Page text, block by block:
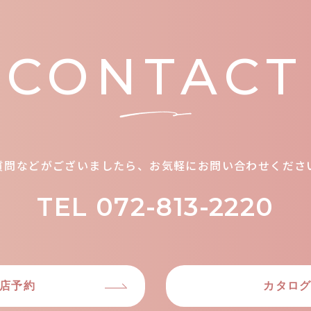
CONTACT
問などがございましたら、お気軽にお問い合わせくださ
TEL 072-813-2220
予約 カタロ